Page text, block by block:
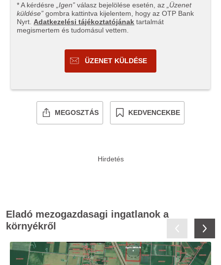
* A kérdésre „Igen” válasz bejelölése esetén, az
„Üzenet
küldése” gombra kattintva kijelentem, hogy az OTP Bank
Nyrt. Adatkezelési tájékoztatójának tartalmát
megismertem és tudomásul vettem.
ÜZENET KÜLDÉSE
MEGOSZTÁS KEDVENCEKBE
Eladó mezogazdasagi ingatlanok a
környékről